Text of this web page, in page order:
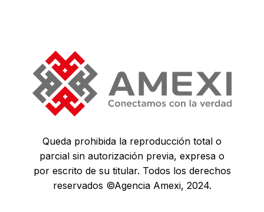
Queda prohibida la reproducción total o
parcial sin autorización previa, expresa o
por escrito de su titular. Todos los derechos
reservados ©Agencia Amexi, 2024.